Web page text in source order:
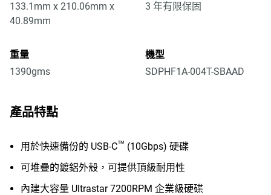
133.1mm x 210.06mm x
40.89mm
3 年有限保固
重量
1390gms
機型
SDPHF1A-004T-SBAAD
產品特點
用於快速備份的 USB-C™ (10Gbps) 硬碟
可堆疊的鍍鋁外殼，可提供頂級耐用性
內建大容量 Ultrastar 7200RPM 企業級硬碟